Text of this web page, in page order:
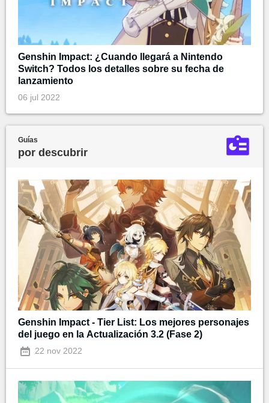
Genshin Impact: ¿Cuando llegará a Nintendo
Switch? Todos los detalles sobre su fecha de
lanzamiento
06 jul 2022
Guías
por descubrir
Genshin Impact - Tier List: Los mejores personajes
del juego en la Actualización 3.2 (Fase 2)
22 nov 2022